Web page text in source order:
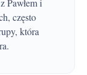
często
która